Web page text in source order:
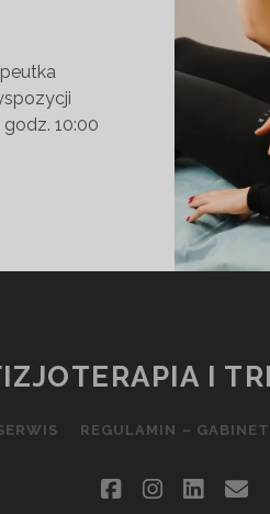
10:00
I
REGULAMIN – GABINET
facebookinstagram